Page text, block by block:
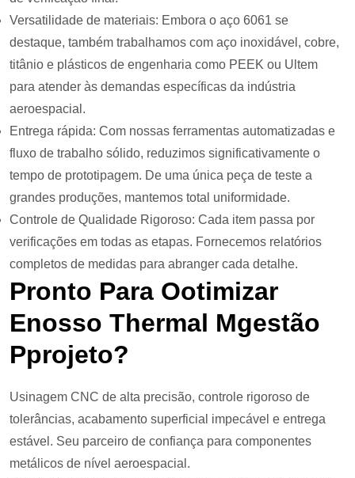
Versatilidade de materiais: Embora o aço 6061 se
destaque, também trabalhamos com aço inoxidável, cobre,
titânio e plásticos de engenharia como PEEK ou Ultem
para atender às demandas específicas da indústria
aeroespacial.
Entrega rápida: Com nossas ferramentas automatizadas e
fluxo de trabalho sólido, reduzimos significativamente o
tempo de prototipagem. De uma única peça de teste a
grandes produções, mantemos total uniformidade.
Controle de Qualidade Rigoroso: Cada item passa por
verificações em todas as etapas. Fornecemos relatórios
completos de medidas para abranger cada detalhe.
Pronto Para OOtimizar
ENosso THermal MGestão
PProjeto?
Usinagem CNC de alta precisão, controle rigoroso de
tolerâncias, acabamento superficial impecável e entrega
estável. Seu parceiro de confiança para componentes
metálicos de nível aeroespacial.